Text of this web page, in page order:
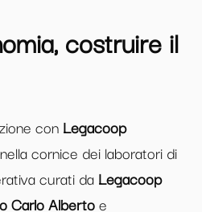
costruire il
con Legacoop
cornice dei laboratori di
curati da Legacoop
Carlo Albertoe